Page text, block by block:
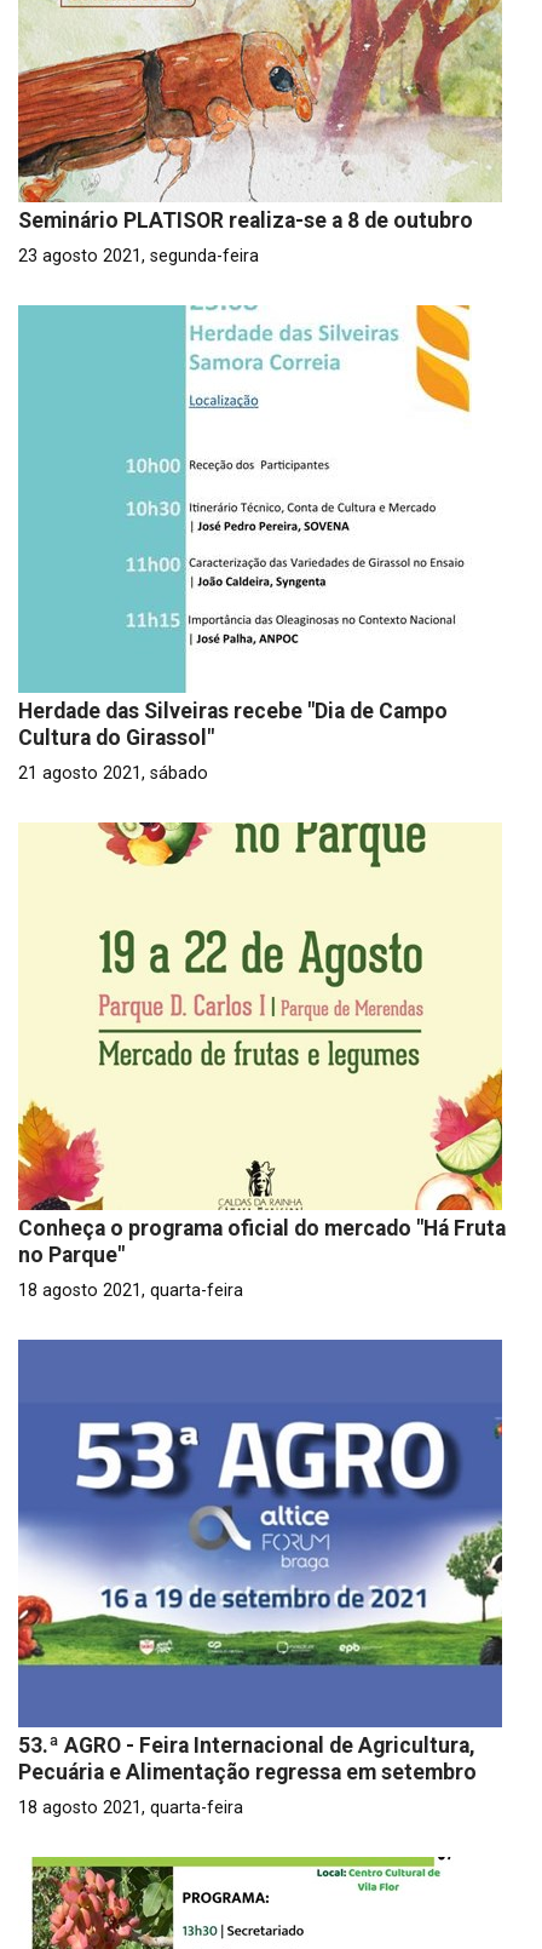
Seminário PLATISOR realiza-se a 8 de outubro
23 agosto 2021, segunda-feira
Herdade das Silveiras recebe "Dia de Campo
Cultura do Girassol"
21 agosto 2021, sábado
Conheça o programa oficial do mercado "Há Fruta
no Parque"
18 agosto 2021, quarta-feira
53.ª AGRO - Feira Internacional de Agricultura,
Pecuária e Alimentação regressa em setembro
18 agosto 2021, quarta-feira